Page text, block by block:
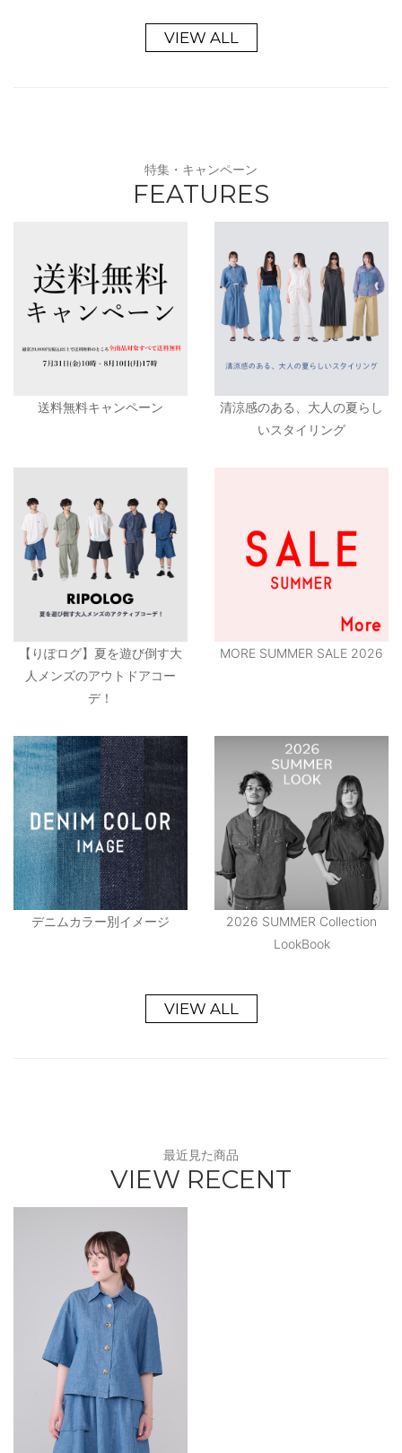
VIEW ALL
特集・キャンペーン
FEATURES
送料無料キャンペーン
清涼感のある、大人の夏らし
いスタイリング
【りぽログ】夏を遊び倒す大
人メンズのアウトドアコー
デ！
MORE SUMMER SALE 2026
デニムカラー別イメージ
2026 SUMMER Collection
LookBook
VIEW ALL
最近見た商品
VIEW RECENT